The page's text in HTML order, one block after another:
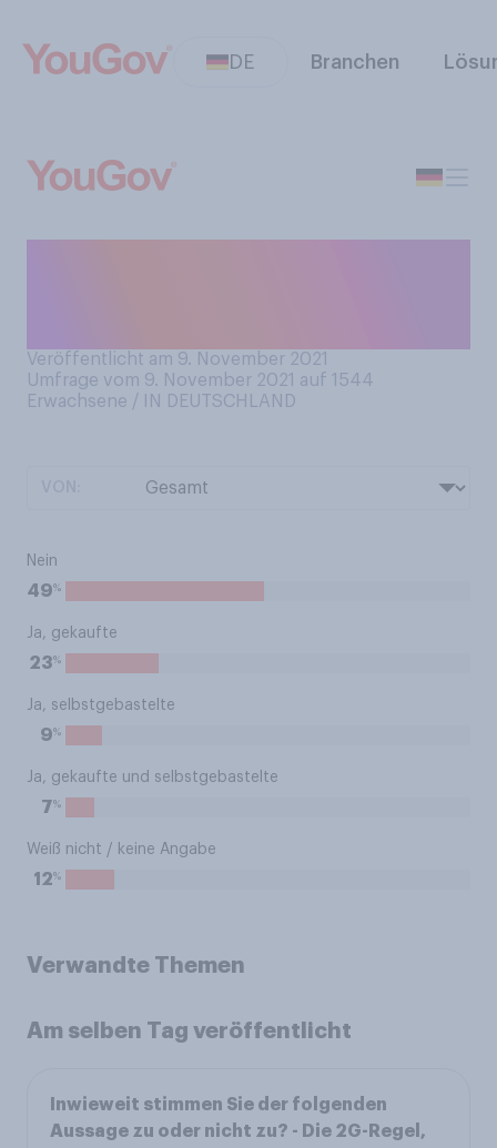
DE Branchen
Veröffentlicht am 9. November 2021
Umfrage vom 9. November 2021 auf 1544
Erwachsene / IN DEUTSCHLAND
Nein
49%
Ja, gekaufte
23%
Ja, selbstgebastelte
9%
Ja, gekaufte und selbstgebastelte
7%
Weiß nicht / keine Angabe
12%
Verwandte Themen
Am selben Tag veröffentlicht
Inwieweit stimmen Sie der folgenden
Aussage zu oder nicht zu? - Die 2G-Regel,